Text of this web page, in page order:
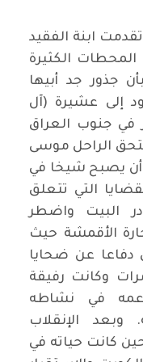
ابنة الفقيد
المحطات الكثيرة
جذور جد أبيها
إلى عشيرة (آل
جنوب العراق
الراحل موسى
أن يصبح شيخا في
التي تتعلق
البيت واضطر
الأقمشة حيث
دفاعا عن ضحايا
وكانت رفيقة
في نشاطه
وبعد الإنقلاب
في ٨ شباط عام ١٩٦٣ وحين كانت حياته في